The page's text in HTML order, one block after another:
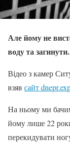
Але йому не
воду та загинути.
Відео з камер
взяв сайт
На ньому ми
йому лише 22
перекидувати